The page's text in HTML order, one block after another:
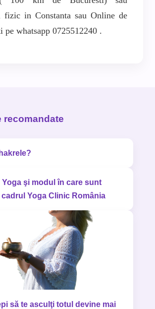
fizic in Constanta sau Online de
pe whatsapp 0725512240 .
recomandate
Yoga şi modul în care sunt
Yoga Clinic România
să te asculţi totul devine mai